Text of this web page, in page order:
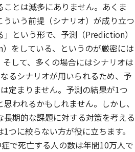
とは滅多にありません。あくま
いう前提（シナリオ）が成り立つ
という形で、予測（Prediction）
をしている、というのが厳密には
して、多くの場合にはシナリオは
るシナリオが用いられるため、予
定まりません。予測の結果が1つ
われるかもしれません。しかし、
期的な課題に対する対策を考える
つに絞らない方が役に立ちます。
で死亡する人の数は年間10万人で